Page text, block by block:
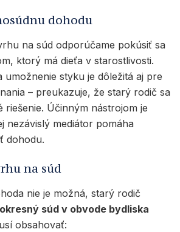
dohodu
na súd odporúčame pokúsiť sa
ktorý má dieťa v starostlivosti.
umožnenie styku je dôležitá aj pre
– preukazuje, že starý rodič sa
riešenie. Účinným nástrojom je
nezávislý mediátor pomáha
dohodu.
na súd
nie je možná, starý rodič
okresný súd v obvode bydliska
obsahovať: